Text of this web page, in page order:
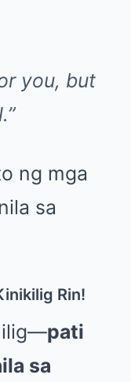
you, but
ng mga
sa
Rin!
pati
sa